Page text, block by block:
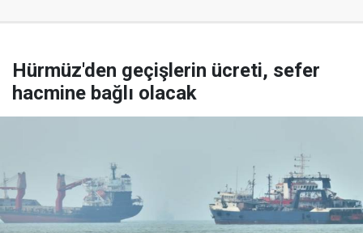
Hürmüz'den geçişlerin ücreti, sefer
hacmine bağlı olacak